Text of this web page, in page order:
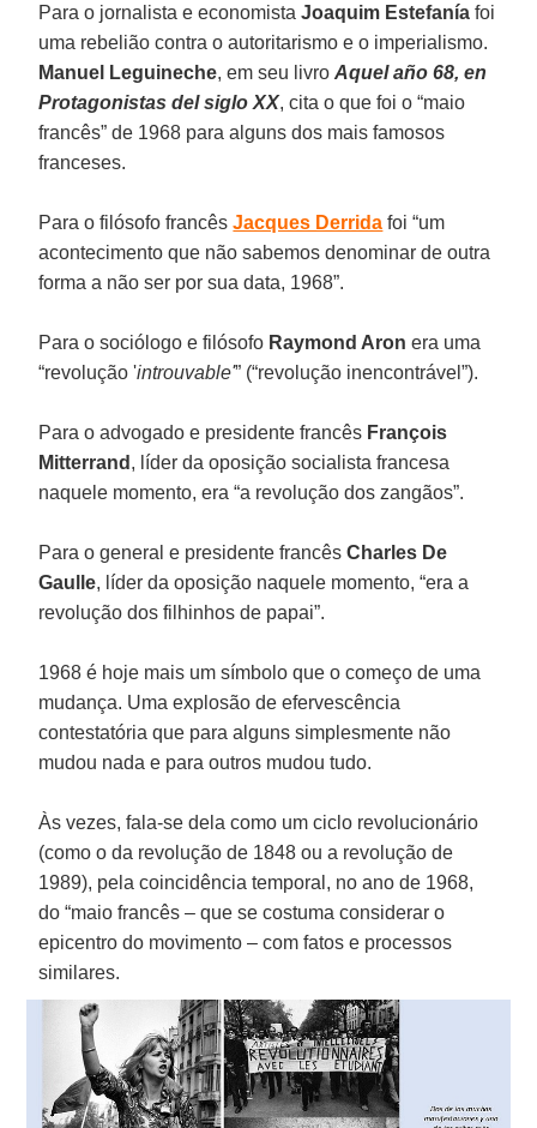
Para o jornalista e economistaJoaquim Estefanía foi
uma rebelião contra o autoritarismo e o imperialismo.
Manuel Leguineche, em seu livroAquel año 68, en
Protagonistas del siglo XX, cita o que foi o “maio
francês” de 1968 para alguns dos mais famosos
franceses.
Para o filósofo francêsJacques Derrida foi “um
acontecimento que não sabemos denominar de outra
forma a não ser por sua data, 1968”.
Para o sociólogo e filósofo Raymond Aron era uma
“revolução 'introuvable'” (“revolução inencontrável”).
Para o advogado e presidente francês François
Mitterrand , líder da oposição socialista francesa
naquele momento, era “a revolução dos zangãos”.
Para o general e presidente francêsCharles De
Gaulle, líder da oposição naquele momento, “era a
revolução dos filhinhos de papai”.
1968 é hoje mais um símbolo que o começo de uma
mudança. Uma explosão de efervescência
contestatória que para alguns simplesmente não
mudou nada e para outros mudou tudo.
Às vezes, fala-se dela como um ciclo revolucionário
(como o da revolução de 1848 ou a revolução de
1989), pela coincidência temporal, no ano de 1968,
do “maio francês – que se costuma considerar o
epicentro do movimento – com fatos e processos
similares.